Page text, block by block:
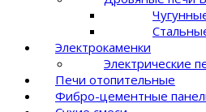
Электрокаменки
Электрические
Печи отопительные
Фибро-цементные